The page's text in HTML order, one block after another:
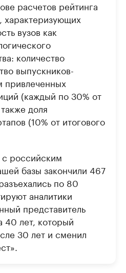
расчетов рейтинга
характеризующих
вузов как
количество
выпускников-
привлеченных
(каждый по 30% от
доля
(10% от итогового
российским
базы закончили 467
по 80
аналитики
представитель
лет, который
30 лет и сменил